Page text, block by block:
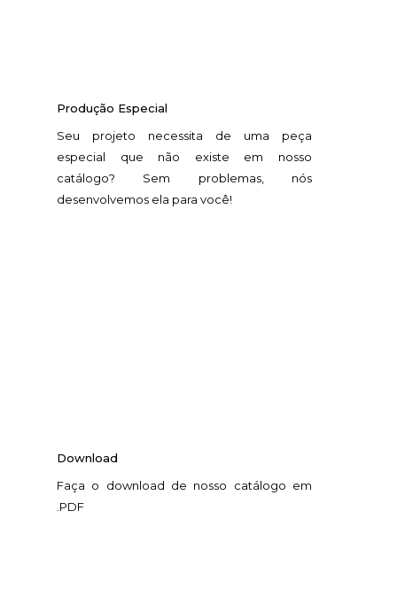
Produção Especial
Seu projeto necessita de uma peça
especial que não existe em nosso
catálogo? Sem problemas, nós
desenvolvemos ela para você!
Download
Faça o download de nosso catálogo em
.PDF